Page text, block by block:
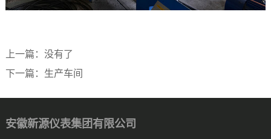
上一篇： 没有了
下一篇： 生产车间
安徽新源仪表集团有限公司